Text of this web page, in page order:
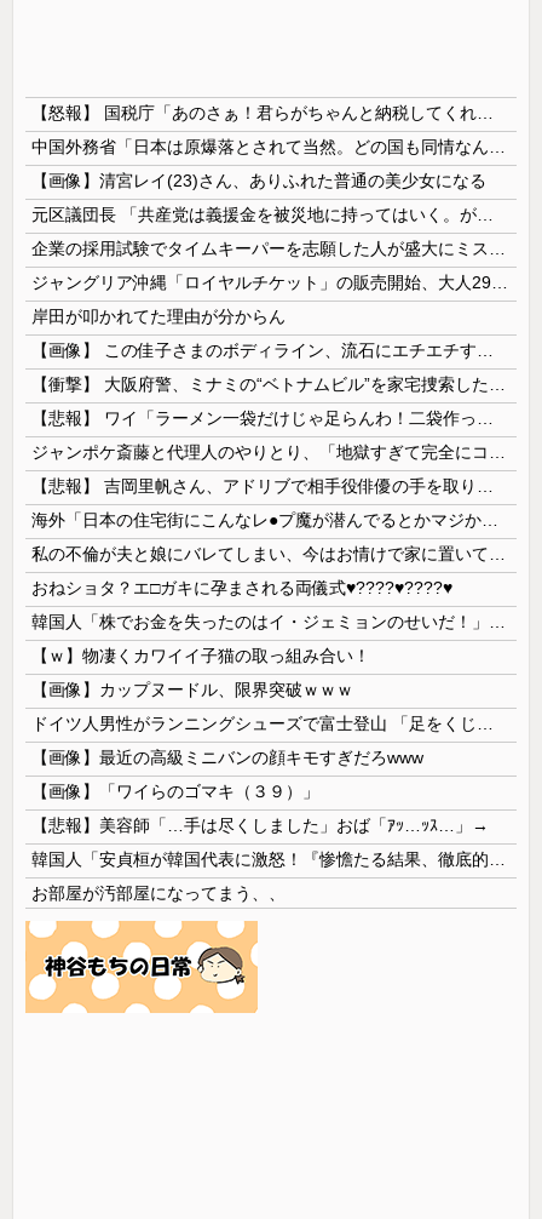
【画像】清宮レイ(23)さん、ありふれた普通の美少女になる
岸田が叩かれてた理由が分からん
おねショタ？エ□ガキに孕まされる両儀式♥️????♥️????♥️
【ｗ】物凄くカワイイ子猫の取っ組み合い！
【画像】カップヌードル、限界突破ｗｗｗ
【画像】最近の高級ミニバンの顔キモすぎだろwww
【画像】「ワイらのゴマキ（３９）」
【悲報】美容師「…手は尽くしました」おば「ｱｯ…ｯｽ…」→
お部屋が汚部屋になってまう、、